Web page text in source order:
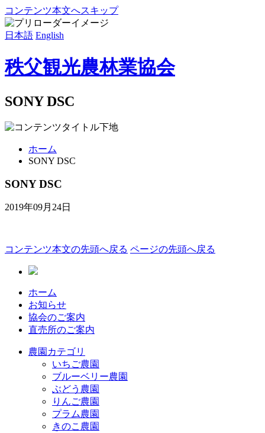
コンテンツ本文へスキップ
日本語 English
秩父観光農林業協会
SONY DSC
ホーム
SONY DSC
SONY DSC
2019年09月24日
コンテンツ本文の先頭へ戻る ページの先頭へ戻る
ホーム
お知らせ
協会のご案内
直売所のご案内
農園カテゴリ
いちご農園
ブルーベリー農園
ぶどう農園
りんご農園
プラム農園
きのこ農園